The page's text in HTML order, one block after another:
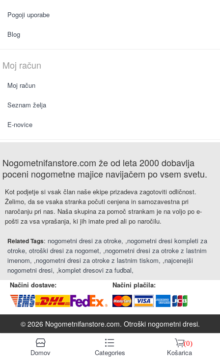
󰆹
Domov
󰈍
Categories
󰃦(0)
Košarica
Pogoji uporabe
Blog
Moj račun
Moj račun
Seznam želja
E-novice
Nogometnifanstore.com že od leta 2000 dobavlja
poceni nogometne majice navijačem po vsem svetu.
Kot podjetje si vsak član naše ekipe prizadeva zagotoviti odličnost.
Želimo, da se vsaka stranka počuti cenjena in samozavestna pri
naročanju pri nas. Naša skupina za pomoč strankam je na voljo po e-
pošti za vsa vprašanja, ki jih imate pred ali po naročilu.
Related Tags: nogometni dresi za otroke ,nogometni dresi kompleti za
otroke otroški dresi za nogomet ,nogometni dresi za otroke z lastnim
imenom ,nogometni dresi za otroke z lastnim tiskom ,najcenejši
nogometni dresi ,komplet dresovi za fudbal
Načini dostave:
Načini plačila:
© 2026 Nogometnifanstore.com. Otroški nogometni dresi.